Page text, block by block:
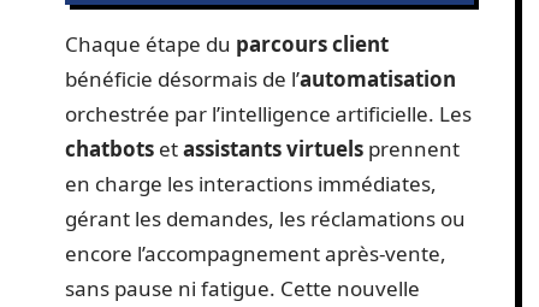
Chaque étape du parcours client
bénéficie désormais de l’automatisation
orchestrée par l’intelligence artificielle. Les
chatbots etassistants virtuels prennent
en charge les interactions immédiates,
gérant les demandes, les réclamations ou
encore l’accompagnement après-vente,
sans pause ni fatigue. Cette nouvelle